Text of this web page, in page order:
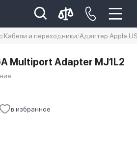
айфон 14
Кабели и переходники Адаптер Apple
в избранное
Multiport Adapter MJ1L2